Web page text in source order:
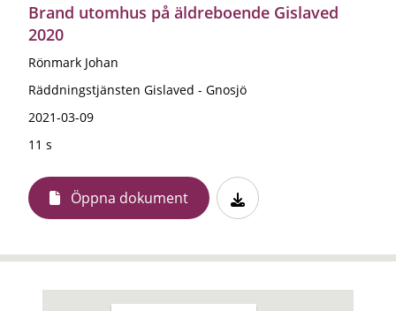
Brand utomhus på äldreboende Gislaved
2020
Rönmark Johan
Räddningstjänsten Gislaved - Gnosjö
2021-03-09
11 s
Öppna dokument